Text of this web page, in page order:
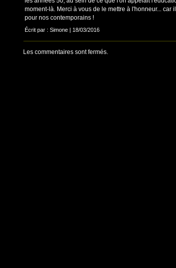
moment-là. Merci à vous de le mettre à l'honneur... car
pour nos contemporains !
Écrit par : Simone | 18/03/2016
Les commentaires sont fermés.